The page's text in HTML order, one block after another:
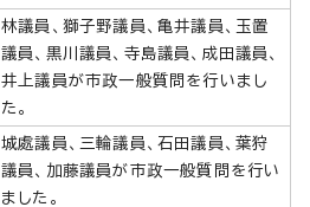
林議員、獅子野議員、亀井議員、玉置
議員、黒川議員、寺島議員、成田議員、
井上議員が市政一般質問を行いまし
た。
城處議員、三輪議員、石田議員、葉狩
議員、加藤議員が市政一般質問を行い
ました。